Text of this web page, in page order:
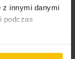
z innymi danymi
podczas
100%
Super
04-08-2026